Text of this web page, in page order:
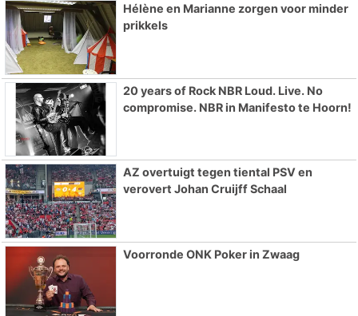
Hélène en Marianne zorgen voor minder
prikkels
20 years of Rock NBR Loud. Live. No
compromise. NBR in Manifesto te Hoorn!
AZ overtuigt tegen tiental PSV en
verovert Johan Cruijff Schaal
Voorronde ONK Poker in Zwaag